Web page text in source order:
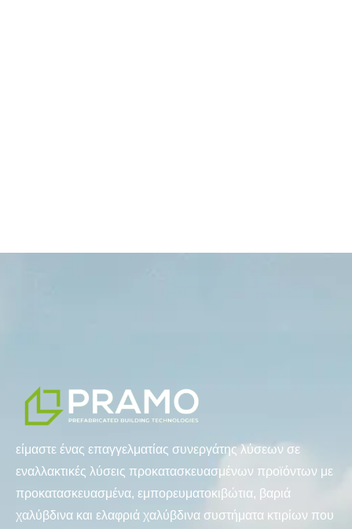
είμαστε ένας επαγγελματίας συνεργάτης λύσεων σε
εναλλακτικές λύσεις προκατασκευασμένων προϊόντων με
προκατασκευασμένα, εμπορευματοκιβώτια, βαριά
χαλύβδινα και ελαφριά χαλύβδινα συστήματα κτιρίων που